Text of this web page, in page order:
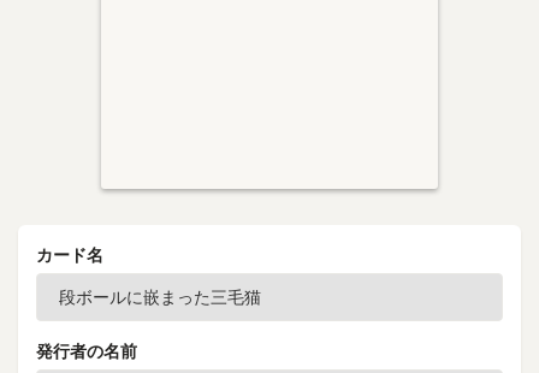
カード名
発行者の名前